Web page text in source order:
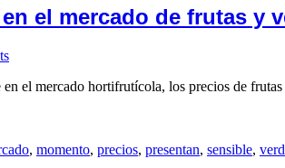
el mercado de frutas y
el mercado hortifrutícola, los precios de
, momento, precios, presentan, sensible,